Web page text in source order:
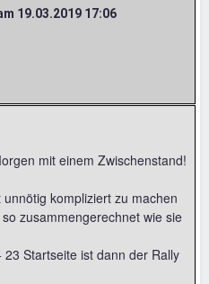
19.03.2019 17:06
mit einem Zwischenstand!
kompliziert zu machen
zusammengerechnet wie sie
Startseite ist dann der Rally